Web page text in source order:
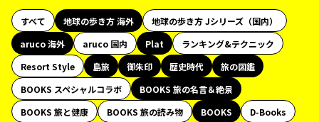
すべて 地球の歩き方 海外
地球の歩き方 Jシリーズ（国内）
aruco 海外
aruco 国内 Plat
ランキング&テクニック
Resort Style
島旅 御朱印 歴史時代
旅の図鑑
BOOKS スペシャルコラボ
BOOKS 旅の名言＆絶景
BOOKS 旅と健康
BOOKS 旅の読み物 BOOKS
D-Books